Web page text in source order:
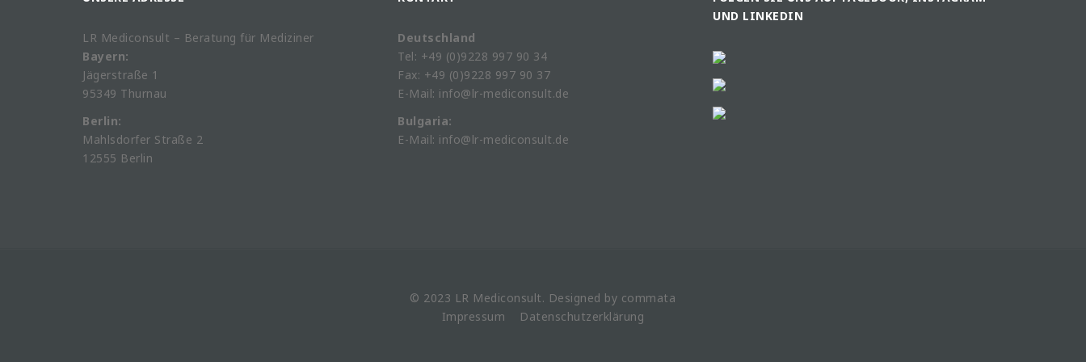
LR Mediconsult – Beratung für Mediziner
Bayern:
Jägerstraße 1
95349 Thurnau
Berlin:
Mahlsdorfer Straße 2
12555 Berlin
Deutschland
Tel: +49 (0)9228 997 90 34
Fax: +49 (0)9228 997 90 37
E-Mail: info@lr-mediconsult.de
Bulgaria:
E-Mail: info@lr-mediconsult.de
UND LINKEDIN
© 2023 LR Mediconsult. Designed by commata
Impressum
Datenschutzerklärung